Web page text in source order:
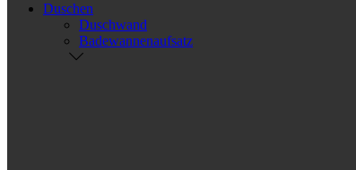
Duschen
Duschwand
Badewannenaufsatz